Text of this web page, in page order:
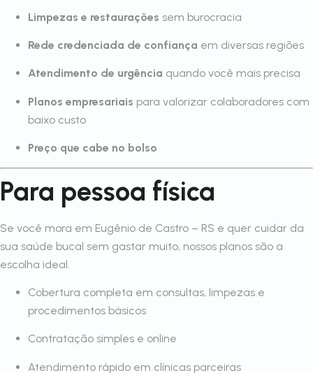
Limpezas e restaurações sem burocracia
Rede credenciada de confiança em diversas regiões
Atendimento de urgência quando você mais precisa
Planos empresariais para valorizar colaboradores com
baixo custo
Preço que cabe no bolso
Para pessoa física
Se você mora em Eugênio de Castro – RS e quer cuidar da
sua saúde bucal sem gastar muito, nossos planos são a
escolha ideal.
Cobertura completa em consultas, limpezas e
procedimentos básicos
Contratação simples e online
Atendimento rápido em clínicas parceiras